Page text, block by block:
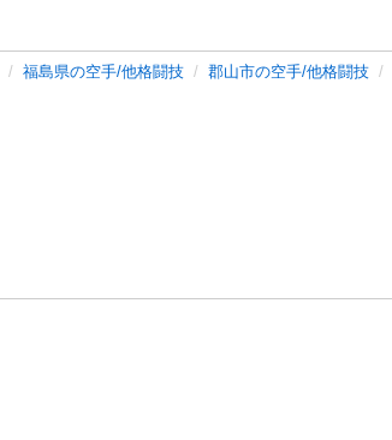
福島県の空手/他格闘技 郡山市の空手/他格闘技